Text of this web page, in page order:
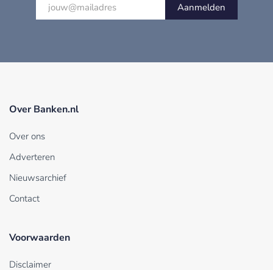
Aanmelden
Over Banken.nl
Over ons
Adverteren
Nieuwsarchief
Contact
Voorwaarden
Disclaimer